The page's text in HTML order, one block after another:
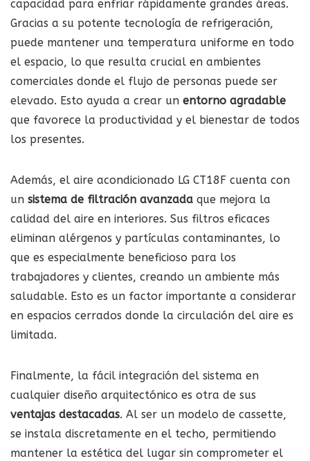
capacidad para enfriar rápidamente grandes áreas.
Gracias a su potente tecnología de refrigeración,
puede mantener una temperatura uniforme en todo
el espacio, lo que resulta crucial en ambientes
comerciales donde el flujo de personas puede ser
elevado. Esto ayuda a crear un entorno agradable
que favorece la productividad y el bienestar de todos
los presentes.
Además, el aire acondicionado LG CT18F cuenta con
un sistema de filtración avanzada que mejora la
calidad del aire en interiores. Sus filtros eficaces
eliminan alérgenos y partículas contaminantes, lo
que es especialmente beneficioso para los
trabajadores y clientes, creando un ambiente más
saludable. Esto es un factor importante a considerar
en espacios cerrados donde la circulación del aire es
limitada.
Finalmente, la fácil integración del sistema en
cualquier diseño arquitectónico es otra de sus
ventajas destacadas. Al ser un modelo de cassette,
se instala discretamente en el techo, permitiendo
mantener la estética del lugar sin comprometer el